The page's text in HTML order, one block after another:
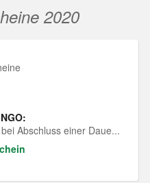
2020
Abschluss einer Daue...